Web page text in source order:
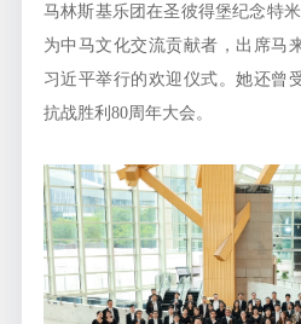
马林斯基乐团在圣彼得堡纪念特
为中马文化交流贡献者，出席马
习近平举行的欢迎仪式。她还曾
抗战胜利80周年大会。